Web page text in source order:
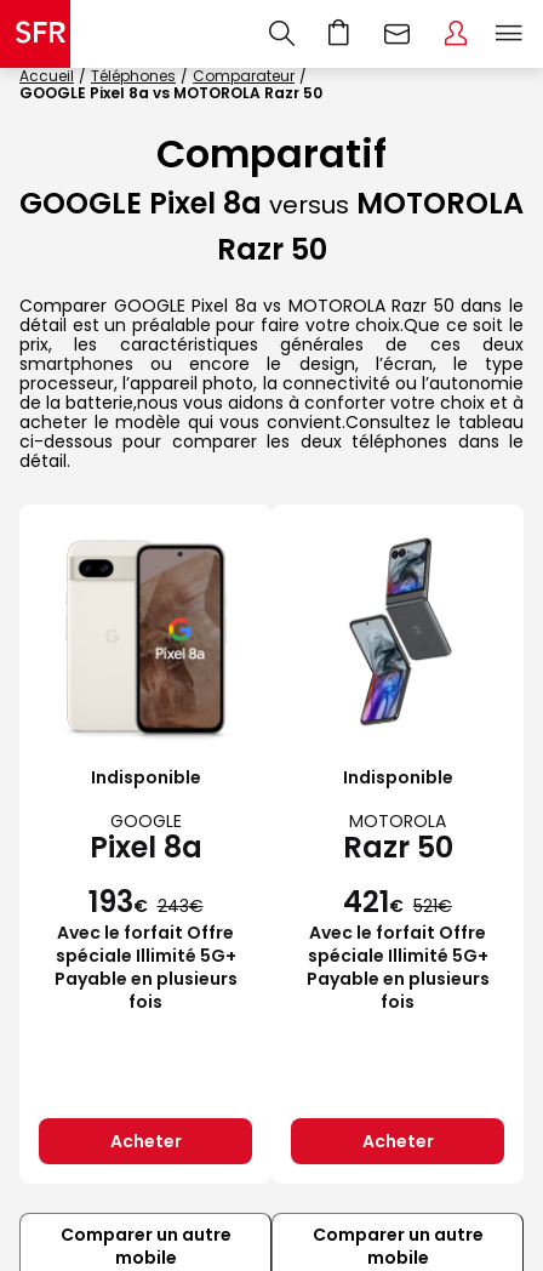
Accueil Téléphones
Comparateur
GOOGLE Pixel 8a vs MOTOROLA Razr 50
Comparatif
GOOGLE Pixel 8a versus MOTOROLA
Razr 50
Comparer GOOGLE Pixel 8a vs MOTOROLA Razr 50 dans le
détail est un préalable pour faire votre choix.Que ce soit le
prix, les caractéristiques générales de ces deux
smartphones ou encore le design, l’écran, le type
processeur, l’appareil photo, la connectivité ou l’autonomie
de la batterie,nous vous aidons à conforter votre choix et à
acheter le modèle qui vous convient.Consultez le tableau
ci-dessous pour comparer les deux téléphones dans le
détail.
Indisponible
GOOGLE
Pixel 8a
193€ 243
Avec le forfait Offre
spéciale Illimité 5G+
Payable en plusieurs
fois
Acheter
Indisponible
MOTOROLA
Razr 50
421€ 521
Avec le forfait Offre
spéciale Illimité 5G+
Payable en plusieurs
fois
Acheter
Comparer un autre
mobile
Comparer un autre
mobile